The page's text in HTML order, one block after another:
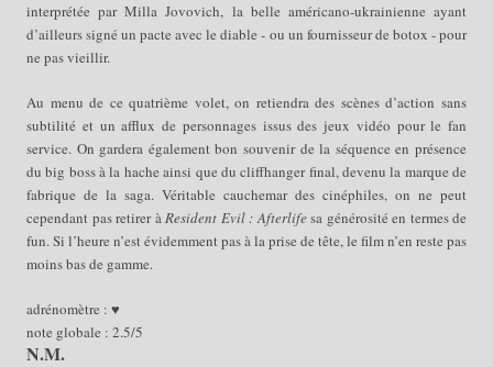
interprétée par Milla Jovovich, la belle américano-ukrainienne ayant
d’ailleurs signé un pacte avec le diable - ou un fournisseur de botox - pour
ne pas vieillir.
Au menu de ce quatrième volet, on retiendra des scènes d’action sans
subtilité et un afflux de personnages issus des jeux vidéo pour le fan
service. On gardera également bon souvenir de la séquence en présence
du big boss à la hache ainsi que du cliffhanger final, devenu la marque de
fabrique de la saga. Véritable cauchemar des cinéphiles, on ne peut
cependant pas retirer àResident Evil : Afterlifesa générosité en termes de
fun. Si l’heure n’est évidemment pas à la prise de tête, le film n’en reste pas
moins bas de gamme.
adrénomètre : ♥
note globale : 2.5/5
N.M.